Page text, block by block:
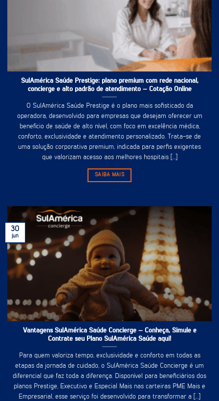
SulAmérica Saúde Prestige: plano premium com rede nacional,
concierge e alto padrão de atendimento – Cotação Online
O SulAmérica Saúde Prestige é o plano mais sofisticado da
operadora, desenvolvido para empresas que desejam oferecer um
benefício de saúde de alto nível, com foco em excelência médica,
conforto, exclusividade e atendimento personalizado. Trata-se de
uma solução corporativa premium, indicada para perfis exigentes
que valorizam acesso aos melhores hospitais [...]
SAIBA MAIS
Vantagens SulAmérica Saúde Concierge – Conheça, Simule e
Contrate seu Plano SulAmérica Saúde aqui!
Para quem valoriza tempo, exclusividade e conforto em todas as
etapas da jornada de cuidado, o SulAmérica Saúde Concierge é um
diferencial que faz toda a diferença. Disponível para beneficiários dos
planos Prestige, Executivo e Especial Mais nas carteiras PME Mais e
Empresarial, esse serviço foi desenvolvido para transformar a [...]
30
jun